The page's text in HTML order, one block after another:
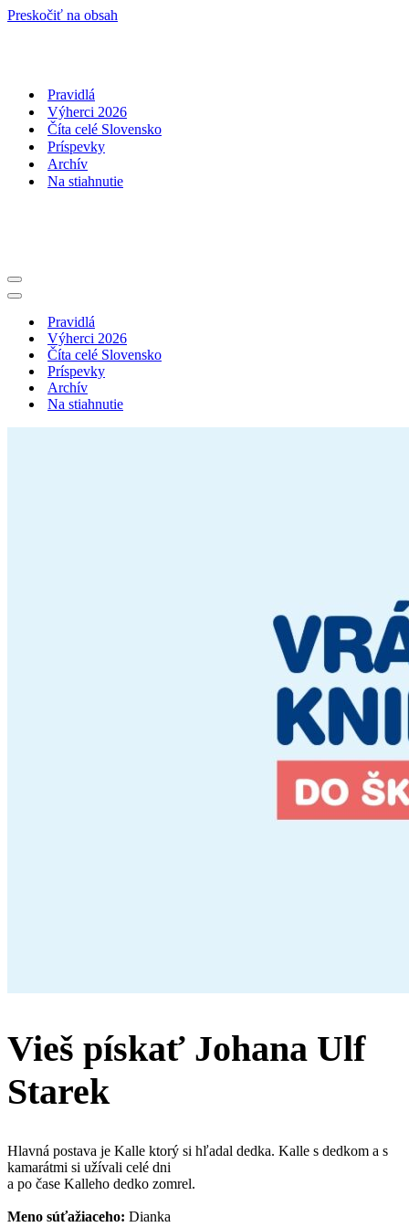
Preskočiť na obsah
Pravidlá
Výherci 2026
Číta celé Slovensko
Príspevky
Archív
Na stiahnutie
Menu
navigácie
Menu
navigáciePravidlá
Výherci 2026
Číta celé Slovensko
Príspevky
Archív
Na stiahnutie
Vieš pískať Johana Ulf
Starek
Hlavná postava je Kalle ktorý si hľadal dedka. Kalle s dedkom a s
kamarátmi si užívali celé dni
a po čase Kalleho dedko zomrel.
Meno súťažiaceho: Dianka